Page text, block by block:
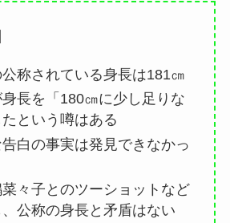
称されている身長は181㎝
長を「180㎝に少し足りな
という噂はある
白の事実は発見できなかっ
々子とのツーショットなど
公称の身長と矛盾はない